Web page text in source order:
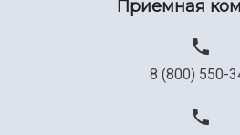
Приемная
8 (800) 550-